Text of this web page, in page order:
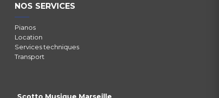
NOS SERVICES
Pianos
Location
Services techniques
Transport